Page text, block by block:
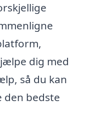
dig med
så du kan
bedste